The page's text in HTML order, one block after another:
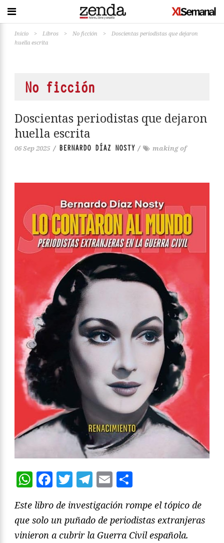
Inicio > Libros > No ficción >
Doscientas periodistas que dejaron
huella escrita
No ficción
Doscientas periodistas que dejaron
huella escrita
06 Sep 2025 / BERNARDO DÍAZ NOSTY / making of
WhatsApp
Facebook
Twitter
Telegram
Email
Este libro de investigación rompe el tópico de
que solo un puñado de periodistas extranjeras
vinieron a cubrir la Guerra Civil española.